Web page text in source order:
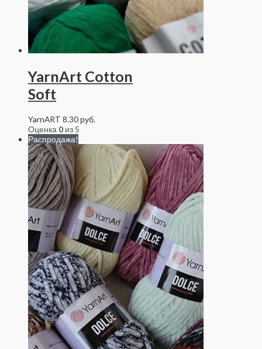
YarnArt Cotton
Soft
YarnART 8.30 руб.
Оценка 0 из 5
Распродажа!